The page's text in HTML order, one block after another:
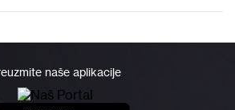
naše aplikacije